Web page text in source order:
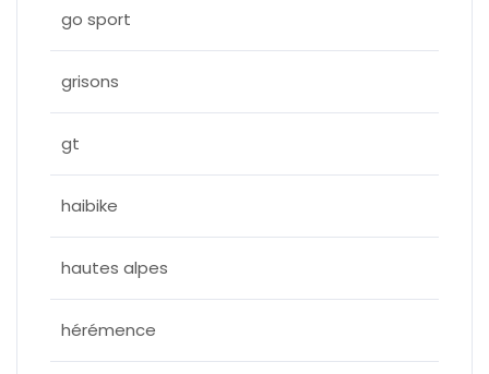
go sport
grisons
gt
haibike
hautes alpes
hérémence